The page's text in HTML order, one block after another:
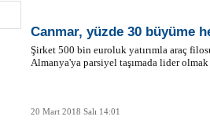
Canmar, yüzde 30 büyüme
Şirket 500 bin euroluk yatırımla araç
Almanya'ya parsiyel taşımada lider
20 Mart 2018 Salı 14:01